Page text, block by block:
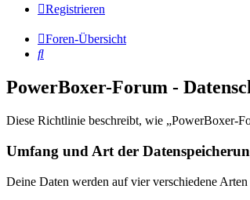
Registrieren
Foren-Übersicht
Suche
PowerBoxer-Forum -
Diese Richtlinie beschreibt, wie „PowerBoxer-
Umfang und Art der
Deine Daten werden auf vier verschiedene Arten